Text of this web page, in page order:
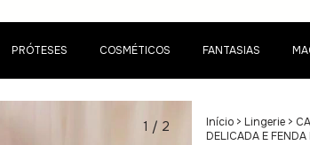
PRÓTESES COSMÉTICOS FANTASIAS
1 / 2 Início > Lingerie >
DELICADA E FENDA